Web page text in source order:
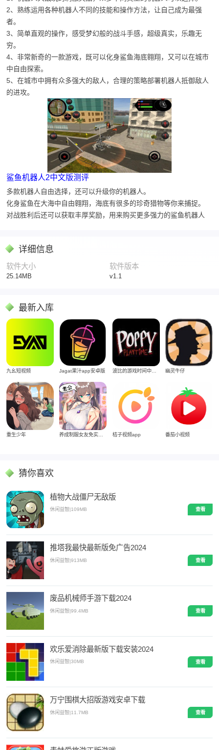
2、熟练运用各种机器人不同的技能和操作方法，让自己成为最强
者。
3、简单直观的操作，感受梦幻般的战斗手感，超级真实，乐趣无
穷。
4、非常新奇的一款游戏，既可以化身鲨鱼海底翱翔，又可以在城市
中自由探索。
5、在城市中拥有众多强大的敌人，合理的策略部署机器人抵御敌人
的进攻。
鲨鱼机器人2中文版测评
多款机器人自由选择，还可以升级你的机器人。
化身鲨鱼在大海中自由翱翔，海底有很多的珍奇猎物等你来捕捉。
对战胜利后还可以获取丰厚奖励，用来购买更多强力的鲨鱼机器人
详细信息
软件大小
25.14MB
软件版本
v1.1
最新入库
九幺短视频 Jagat果汁app安卓版 波比的游戏时间中文版 幽灵牛仔
重生少年 桔子视频app 番茄小视频
猜你喜欢
植物大战僵尸无敌版
休闲益智|109MB 查看
推塔我最快最新版免广告2024
休闲益智|913MB 查看
废品机械师手游下载2024
休闲益智|99.4MB 查看
欢乐爱消除最新版下载安装2024
休闲益智 |30MB 查看
万宁围棋大招版游戏安卓下载
休闲益智|11.7MB 查看